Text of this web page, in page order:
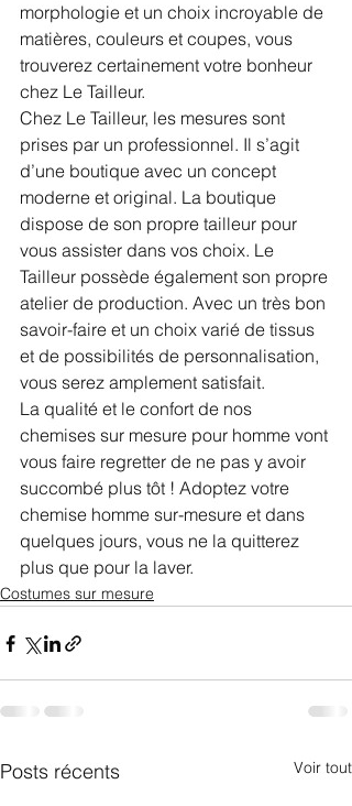
morphologie et un choix incroyable de
matières, couleurs et coupes, vous
trouverez certainement votre bonheur
chez Le Tailleur.
Chez Le Tailleur, les mesures sont
prises par un professionnel. Il s’agit
d’une boutique avec un concept
moderne et original. La boutique
dispose de son propre tailleur pour
vous assister dans vos choix. Le
Tailleur possède également son propre
atelier de production. Avec un très bon
savoir-faire et un choix varié de tissus
et de possibilités de personnalisation,
vous serez amplement satisfait.
La qualité et le confort de nos
chemises sur mesure pour homme vont
vous faire regretter de ne pas y avoir
succombé plus tôt ! Adoptez votre
chemise homme sur-mesure et dans
quelques jours, vous ne la quitterez
plus que pour la laver.
Costumes sur mesure
Posts récents Voir tout